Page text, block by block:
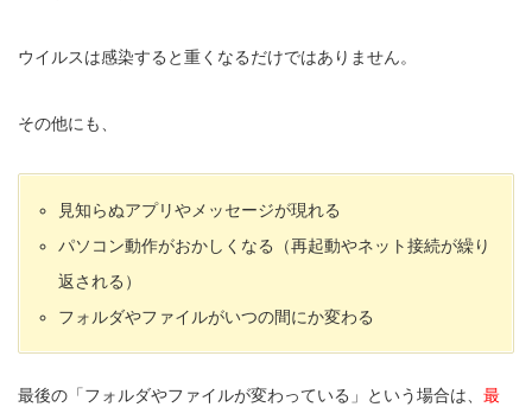
ウイルスは感染すると重くなるだけではありません。
その他にも、
見知らぬアプリやメッセージが現れる
パソコン動作がおかしくなる（再起動やネット接続が繰り
返される）
フォルダやファイルがいつの間にか変わる
最後の「フォルダやファイルが変わっている」という場合は、 最